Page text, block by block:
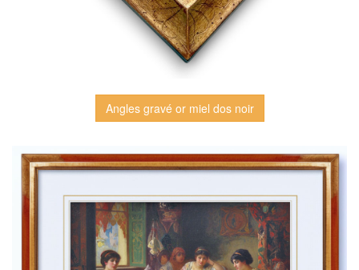
Angles gravé or miel dos noir